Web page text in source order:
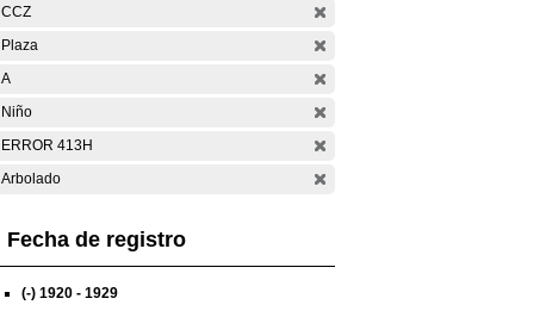
CCZ
Plaza
A
Niño
ERROR 413H
Arbolado
Fecha de registro
(-) 1920 - 1929